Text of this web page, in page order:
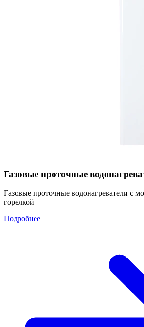
Газовые проточные
Газовые проточные водонагреватели с
горелкой
Подробнее